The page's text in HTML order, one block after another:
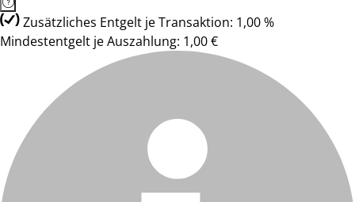
Zusätzliches Entgelt je Transaktion: 1,00 %
Mindestentgelt je Auszahlung: 1,00 €